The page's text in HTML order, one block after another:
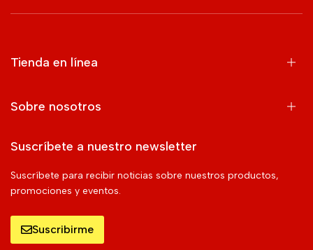
Tienda en línea
Sobre nosotros
Suscríbete a nuestro newsletter
Suscríbete para recibir noticias sobre nuestros productos,
promociones y eventos.
Suscribirme